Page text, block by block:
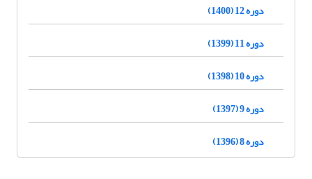
دوره 12 (1400)
دوره 11 (1399)
دوره 10 (1398)
دوره 9 (1397)
دوره 8 (1396)